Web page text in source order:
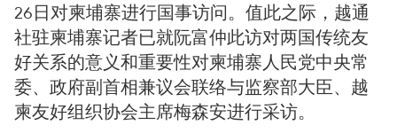
26日对柬埔寨进行国事访问。值此之际，越通
社驻柬埔寨记者已就阮富仲此访对两国传统友
好关系的意义和重要性对柬埔寨人民党中央常
委、政府副首相兼议会联络与监察部大臣、越
柬友好组织协会主席梅森安进行采访。